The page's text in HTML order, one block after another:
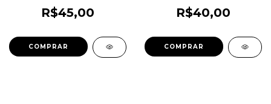
R$45,00 R$40,00